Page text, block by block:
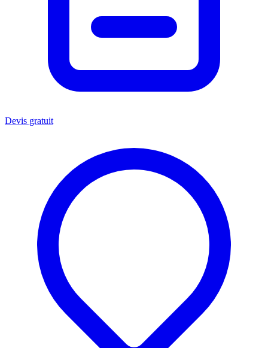
Devis gratuit